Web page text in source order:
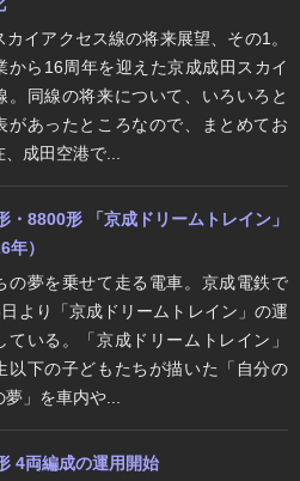
カイアクセス線の将来展望、その1。
から16周年を迎えた京成成田スカイ
。同線の将来について、いろいろと
があったところなので、まとめてお
成田空港で...
・8800形 「京成ドリームトレイン」
年）
の夢を乗せて走る電車。京成電鉄で
より「京成ドリームトレイン」の運
ている。「京成ドリームトレイン」
以下の子どもたちが描いた「自分の
」を車内や...
4両編成の運用開始